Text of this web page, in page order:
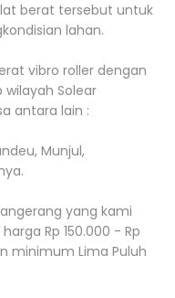
berat tersebut untuk
lahan.
vibro roller dengan
Solear
antara lain :
Munjul,
yang kami
Rp 150.000 - Rp
minimum Lima Puluh